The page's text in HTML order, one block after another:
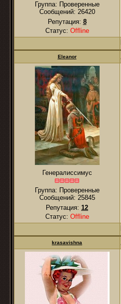
Группа: Проверенные
Сообщений: 26420
Репутация: 8
Статус: Offline
Eleanor
Генералиссимус
Группа: Проверенные
Сообщений: 25845
Репутация: 12
Статус: Offline
krasavishna